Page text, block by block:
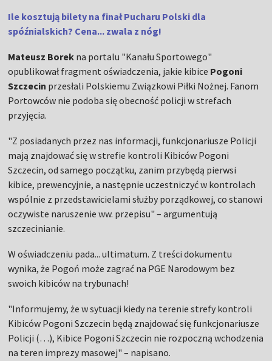
Ile kosztują bilety na finał Pucharu Polski dla
spóźnialskich? Cena... zwala z nóg!
Mateusz Borek na portalu "Kanału Sportowego"
opublikował fragment oświadczenia, jakie kibice Pogoni
Szczecin przesłali Polskiemu Związkowi Piłki Nożnej. Fanom
Portowców nie podoba się obecność policji w strefach
przyjęcia.
"Z posiadanych przez nas informacji, funkcjonariusze Policji
mają znajdować się w strefie kontroli Kibiców Pogoni
Szczecin, od samego początku, zanim przybędą pierwsi
kibice, prewencyjnie, a następnie uczestniczyć w kontrolach
wspólnie z przedstawicielami służby porządkowej, co stanowi
oczywiste naruszenie ww. przepisu" – argumentują
szczecinianie.
W oświadczeniu pada... ultimatum. Z treści dokumentu
wynika, że Pogoń może zagrać na PGE Narodowym bez
swoich kibiców na trybunach!
"Informujemy, że w sytuacji kiedy na terenie strefy kontroli
Kibiców Pogoni Szczecin będą znajdować się funkcjonariusze
Policji (…), Kibice Pogoni Szczecin nie rozpoczną wchodzenia
na teren imprezy masowej" – napisano.